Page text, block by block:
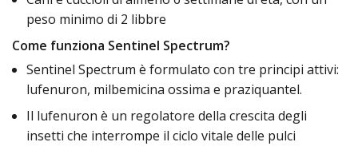
peso minimo di 2 libbre
Come funziona Sentinel Spectrum?
Sentinel Spectrum è formulato con tre principi attivi:
lufenuron, milbemicina ossima e praziquantel.
Il lufenuron è un regolatore della crescita degli
insetti che interrompe il ciclo vitale delle pulci